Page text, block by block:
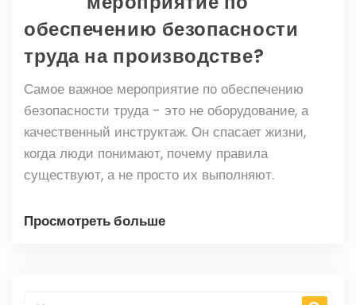
обеспечению безопасности
труда на производстве?
Самое важное мероприятие по обеспечению
безопасности труда - это не оборудование, а
качественный инструктаж. Он спасает жизни,
когда люди понимают, почему правила
существуют, а не просто их выполняют.
Просмотреть больше